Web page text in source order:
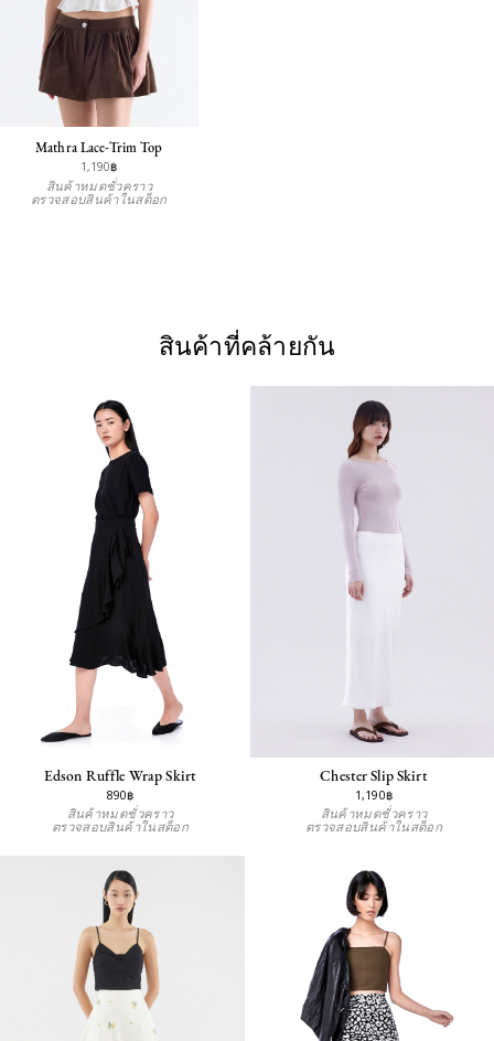
Mathra Lace-Trim Top
1,190฿
สินค้าหมดชั่วคราว
ตรวจสอบสินค้าในสต็อก
สินค้าที่คล้ายกัน
Edson Ruffle Wrap Skirt
890฿
สินค้าหมดชั่วคราว
ตรวจสอบสินค้าในสต็อก
Chester Slip Skirt
1,190฿
สินค้าหมดชั่วคราว
ตรวจสอบสินค้าในสต็อก